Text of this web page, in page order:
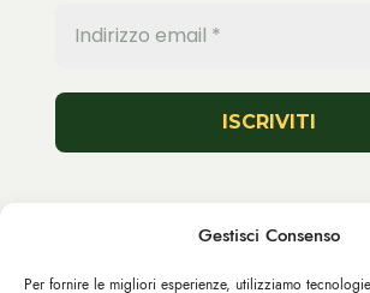
Gestisci Consenso
Per fornire le migliori esperienze, utilizziamo